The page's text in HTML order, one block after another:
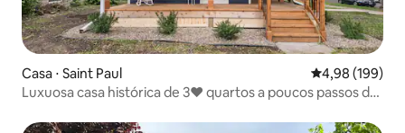
Casa ⋅ Saint Paul 4,98 de uma
4,98 (199)
Luxuosa casa histórica de 3❤️ quartos a poucos passos do